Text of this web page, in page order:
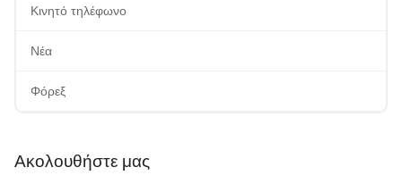
Κινητό τηλέφωνο
Νέα
Φόρεξ
Ακολουθήστε μας